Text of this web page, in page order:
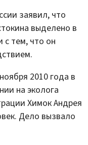
заявил, что
выделено в
с тем, что он
2010 года в
на эколога
Химок Андрея
Дело вызвало